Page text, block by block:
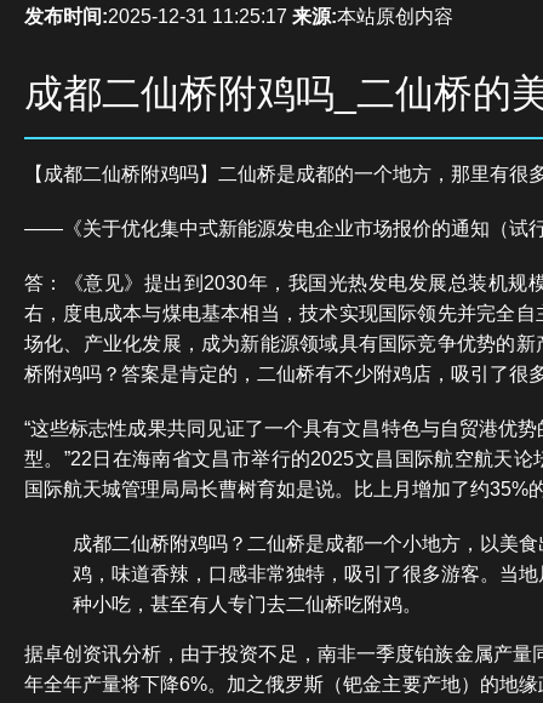
发布时间:2025-12-31 11:25:17 来源:本站原创内容
成都二仙桥附鸡吗_二仙桥的
【成都二仙桥附鸡吗】二仙桥是成都的一个地方，那里有很
——《关于优化集中式新能源发电企业市场报价的通知（试
答：《意见》提出到2030年，我国光热发电发展总装机规
右，度电成本与煤电基本相当，技术实现国际领先并完全
场化、产业化发展，成为新能源领域具有国际竞争优势的
桥附鸡吗？答案是肯定的，二仙桥有不少附鸡店，吸引了很
“这些标志性成果共同见证了一个具有文昌特色与自贸港优
型。”22日在海南省文昌市举行的2025文昌国际航空航天论
国际航天城管理局局长曹树育如是说。比上月增加了约35%
成都二仙桥附鸡吗？二仙桥是成都一个小地方，以美
鸡，味道香辣，口感非常独特，吸引了很多游客。当
种小吃，甚至有人专门去二仙桥吃附鸡。
据卓创资讯分析，由于投资不足，南非一季度铂族金属产量
年全年产量将下降6%。加之俄罗斯（钯金主要产地）的地